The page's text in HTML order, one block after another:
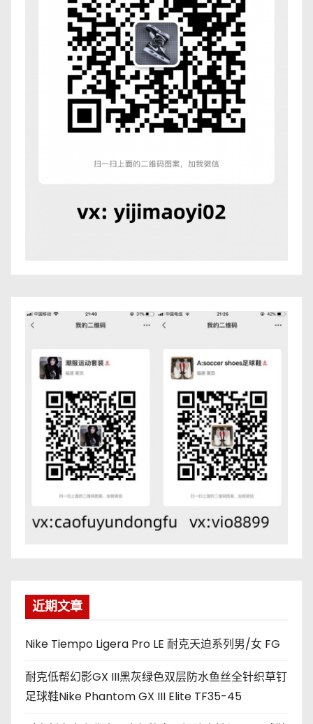
近期文章
Nike Tiempo Ligera Pro LE 耐克天迫系列男/女 FG
耐克低帮幻影GX III黑灰绿色双层防水鱼丝全针织草钉
足球鞋Nike Phantom GX III Elite TF35-45